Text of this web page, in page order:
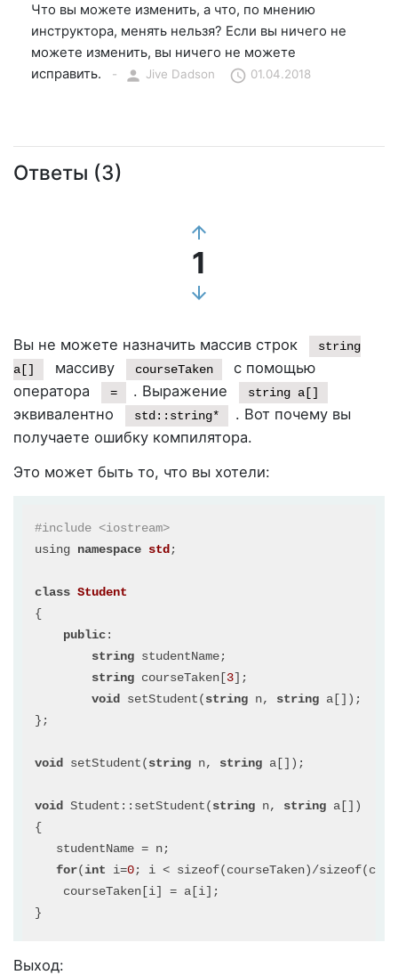
Что вы можете изменить, а что, по мнению
инструктора, менять нельзя? Если вы ничего не
можете изменить, вы ничего не можете
исправить.
- person Jive Dadson schedule 01.04.2018
Ответы (3)
arrow_upward
1
arrow_downward
Вы не можете назначить массив строк
string
a[]
массиву courseTaken
с помощью
оператора
= . Выражение string a[]
эквивалентно std::string*
. Вот почему вы
получаете ошибку компилятора.
Это может быть то, что вы хотели:
#include <iostream>
using namespace std ;
class Student
{
public:
string studentName;
string courseTaken[3];
void
setStudent(string n, string a[]);
};
void setStudent(string n, string a[]);
void Student::setStudent(string n, string a[])
{
   studentName = n;
for(int i=0; i < sizeof(courseTaken)/
    courseTaken[i] = a[i];
}
Выход: